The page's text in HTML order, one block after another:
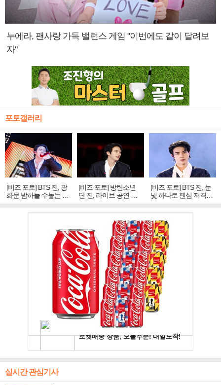
누에라, 팬사랑 가득 밸런스 게임 "이번에도 같이 달려보
자"
포토갤러리
[비즈 포토] BTS 진, 광
화문 밤하늘 수놓는 '비
주얼 킹'의 열창
[비즈 포토] 방탄소년
단 진, 라이브 공연 중
빛나는 독보적 아우라
[비즈 포토] BTS 진, 눈
빛 하나로 팬심 저격…
독보적 카리스마
실시간 관심기사